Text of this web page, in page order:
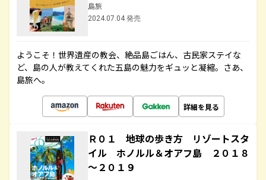
島旅
2024.07.04 発売
ようこそ！世界遺産の教会、絶品島ごはん、古民家ステイな
ど、島の人が教えてくれた五島の魅力をギュッと凝縮。さあ、
島旅へ。
詳細を見る
Ｒ０１ 地球の歩き方 リゾートスタ
イル ホノルル＆オアフ島 ２０１８
～２０１９